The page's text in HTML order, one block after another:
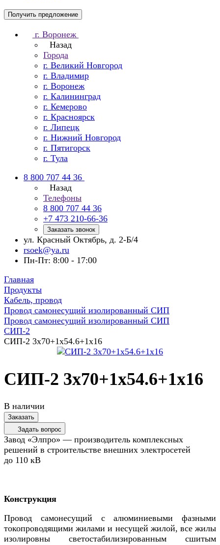
Получить предложение
г. Воронеж
Назад
Города
г. Великий Новгород
г. Владимир
г. Воронеж
г. Калининград
г. Кемерово
г. Красноярск
г. Липецк
г. Нижний Новгород
г. Пятигорск
г. Тула
8 800 707 44 36
Назад
Телефоны
8 800 707 44 36
+7 473 210-66-36
Заказать звонок
ул. Красный Октябрь, д. 2-Б/4
rsoek@ya.ru
Пн-Пт: 8:00 - 17:00
Главная
Продукты
Кабель, провод
Провод самонесущий изолированный СИП
Провод самонесущий изолированный СИП
СИП-2
СИП-2 3х70+1х54.6+1х16
СИП-2 3х70+1х54.6+1х16
В наличии
Заказать
Задать вопрос
Завод «Элпро» — производитель комплексных
решений в строительстве внешних электросетей
до 110 кВ
Конструкция
Провод самонесущий c алюминиевыми фазными
токопроводящими жилами и несущей жилой, все жилы
изолировны светостабилизированным сшитым